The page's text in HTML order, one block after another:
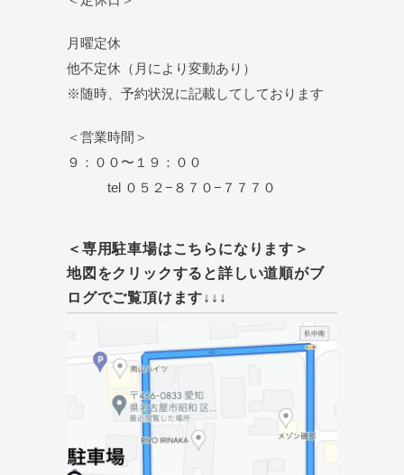
月曜定休
他不定休（月により変動あり）
※随時、予約状況に記載してしております
＜営業時間＞
９：００〜１９：００
tel ０５２−８７０−７７７０
＜専用駐車場はこちらになります＞
地図をクリックすると詳しい道順がブ
ログでご覧頂けます↓↓↓